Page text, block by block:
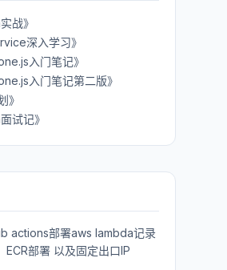
战》
深入学习》
入门笔记》
入门笔记第二版》
》
试记》
actions部署aws lambda记录
ECR部署 以及固定出口IP